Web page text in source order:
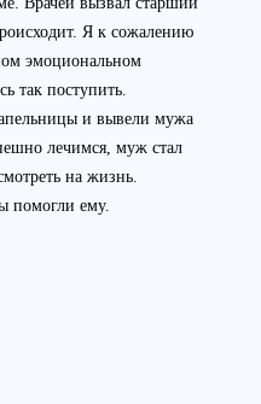
Я к сожалению
эмоциональном
так поступить.
и вывели мужа
лечимся, муж стал
на жизнь.
помогли ему.